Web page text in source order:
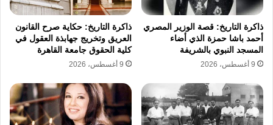
بيانات محدثة وشاملة لمنظمات المجتمع المدني
لفرض مزيد من الرقابة والسيطرة الرسمية عليها،
وتأتي مقترحات إعادة تفعيل منتدى الحوار خلال
العام الجاري كمحاولة لامتصاص الغضب الحقوقي
الداخلي والدولي، وتوليد انطباع زائف بالانفتاح
والتعاون في وقت يتم فيه إقصاء الأصوات
ذاكرة التاريخ: قصة الوزير المصري
أحمد باشا حمزة الذي أضاء
المسجد النبوي بالشريفة
9 أغسطس، 2026
ذاكرة التاريخ: حكاية صرح القانون
العريق وتخريج جهابذة العقول في
كلية الحقوق جامعة القاهرة
9 أغسطس، 2026